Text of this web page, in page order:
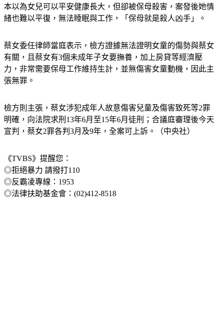
緒也難以平復，無法睡眠與工作，「保母就是殺人凶手」。
有關，且蔡女有3個未成年子女要撫養，加上房貸等經濟壓
力，非常需要保母工作維持生計，並無傷害女童動機，因此主
張無罪。
明確，向法院求刑13年6月至15年6月徒刑；合議庭審理後今天
宣判，蔡女2罪各判3月及9年，全案可上訴。（中央社）
◎拒絕暴力 請撥打110
◎反霸凌專線：1953
◎法律扶助基金會：(02)412-8518